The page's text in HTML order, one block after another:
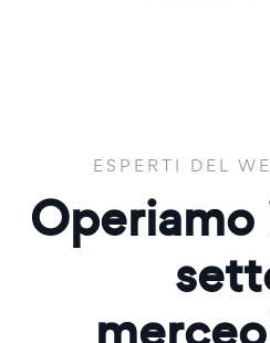
ESPERTI DEL